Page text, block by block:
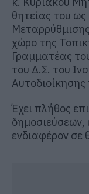
θητείας του ως
χώρο της
Γραμματέας
του Δ.Σ. του
Έχει πλήθος
δημοσιεύσεων,
ενδιαφέρον